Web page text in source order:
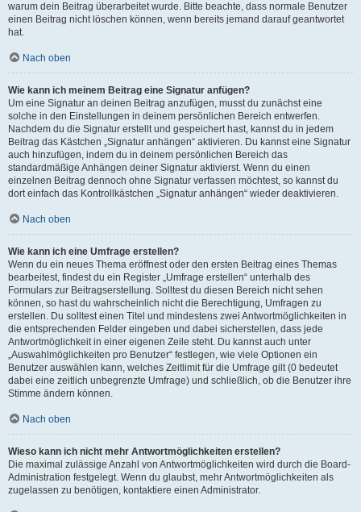
warum dein Beitrag überarbeitet wurde. Bitte beachte, dass normale Benutzer
einen Beitrag nicht löschen können, wenn bereits jemand darauf geantwortet
hat.
Nach oben
Wie kann ich meinem Beitrag eine Signatur anfügen?
Um eine Signatur an deinen Beitrag anzufügen, musst du zunächst eine
solche in den Einstellungen in deinem persönlichen Bereich entwerfen.
Nachdem du die Signatur erstellt und gespeichert hast, kannst du in jedem
Beitrag das Kästchen „Signatur anhängen“ aktivieren. Du kannst eine Signatur
auch hinzufügen, indem du in deinem persönlichen Bereich das
standardmäßige Anhängen deiner Signatur aktivierst. Wenn du einen
einzelnen Beitrag dennoch ohne Signatur verfassen möchtest, so kannst du
dort einfach das Kontrollkästchen „Signatur anhängen“ wieder deaktivieren.
Nach oben
Wie kann ich eine Umfrage erstellen?
Wenn du ein neues Thema eröffnest oder den ersten Beitrag eines Themas
bearbeitest, findest du ein Register „Umfrage erstellen“ unterhalb des
Formulars zur Beitragserstellung. Solltest du diesen Bereich nicht sehen
können, so hast du wahrscheinlich nicht die Berechtigung, Umfragen zu
erstellen. Du solltest einen Titel und mindestens zwei Antwortmöglichkeiten in
die entsprechenden Felder eingeben und dabei sicherstellen, dass jede
Antwortmöglichkeit in einer eigenen Zeile steht. Du kannst auch unter
„Auswahlmöglichkeiten pro Benutzer“ festlegen, wie viele Optionen ein
Benutzer auswählen kann, welches Zeitlimit für die Umfrage gilt (0 bedeutet
dabei eine zeitlich unbegrenzte Umfrage) und schließlich, ob die Benutzer ihre
Stimme ändern können.
Nach oben
Wieso kann ich nicht mehr Antwortmöglichkeiten erstellen?
Die maximal zulässige Anzahl von Antwortmöglichkeiten wird durch die Board-
Administration festgelegt. Wenn du glaubst, mehr Antwortmöglichkeiten als
zugelassen zu benötigen, kontaktiere einen Administrator.